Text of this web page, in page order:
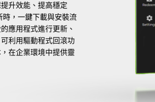
升效能、提高穩定
，一鍵下載與安裝流
應用程式進行更新、
利用驅動程式回滾功
在企業環境中提供靈